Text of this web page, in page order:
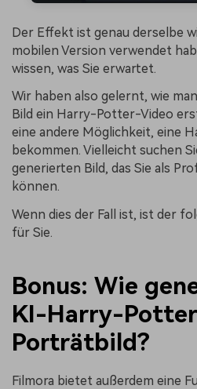
Der Effekt ist genau derselbe
mobilen Version verwendet
wissen, was Sie erwartet.
Wir haben also gelernt, wie
Bild ein Harry-Potter-Video
eine andere Möglichkeit, eine
bekommen. Vielleicht suchen
generierten Bild, das Sie als
können.
Wenn dies der Fall ist, ist der
für Sie.
Bonus: Wie
KI-Harry-
Porträtbild?
Filmora bietet außerdem eine